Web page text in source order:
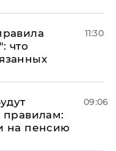
что
11:30
правилам:
на пенсию
09:06